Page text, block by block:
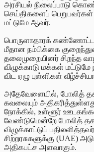
அரசியல் நிலைப்பாடு
செய்திகளைப் பெறுபவர்கள்
மட்டுமே ஆவர்.
பொருளாதாரக்
மீதான நம்பிக்கை
தலைமுறையினர் சிறந்த
விழுக்காடு மக்கள்
விட ஏழு புள்ளிகள்
அதேவேளையில், போலித்
கவலையும்
நோக்கில், உள்ளூர்
வேண்டுமென்றே போலித்
விழுக்காட்டுப்
சிற்றரசுகளுக்கு (UAE)
அதிகபட்ச அளவாகும்.